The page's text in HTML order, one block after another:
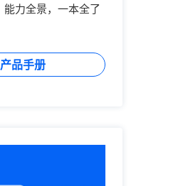
力全景，一本全了
品手册